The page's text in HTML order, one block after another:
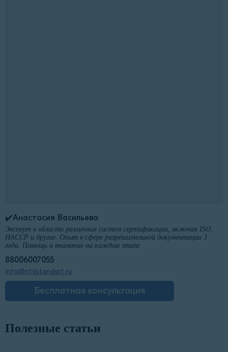
✔️Анастасия Васильева
Эксперт в области различных систем сертификации, включая ISO,
HACCP и другие. Опыт в сфере разрешительной документации 3
года. Помощь и внимание на каждом этапе
88006007055
info@ntdstandart.ru
Бесплатная консультация
Полезные статьи